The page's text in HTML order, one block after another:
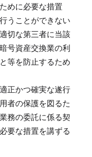
めに必要な措置
うことができない
切な第三者に当該
号資産交換業の利
等を防止するため
正かつ確実な遂行
者の保護を図るた
務の委託に係る契
要な措置を講ずる